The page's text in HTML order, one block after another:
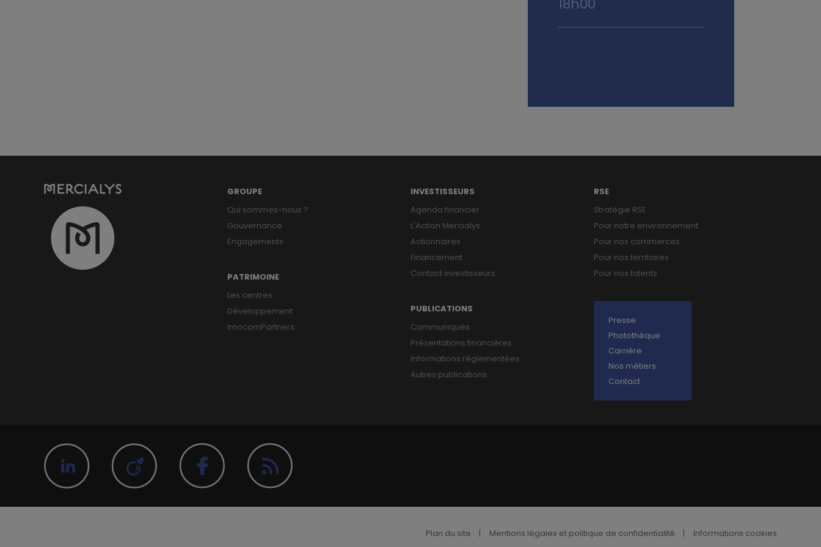
18h00
GROUPE
Qui sommes-nous ?
Gouvernance
Engagements
PATRIMOINE
Les centres
Développement
ImocomPartners
INVESTISSEURS
Agenda financier
L'Action Mercialys
Actionnaires
Financement
Contact investisseurs
PUBLICATIONS
Communiqués
Présentations financières
Informations réglementées
Autres publications
RSE
Stratégie RSE
Pour notre environnement
Pour nos commerces
Pour nos territoires
Pour nos talents
Presse
Photothèque
Carrière
Nos métiers
Contact
Plan du site | Mentions légales et politique de confidentialité | Informations cookies